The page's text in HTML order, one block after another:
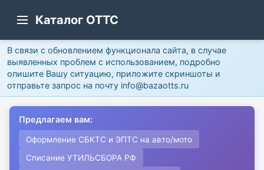
Каталог ОТТС
В связи с обновлением функционала сайта, в случае
выявленных проблем с использованием, подробно
опишите Вашу ситуацию, приложите скриншоты и
отправьте запрос на почту info@bazaotts.ru
Предлагаем вам:
Оформление СБКТС и ЭПТС на авто/мото
Списание УТИЛЬСБОРА РФ